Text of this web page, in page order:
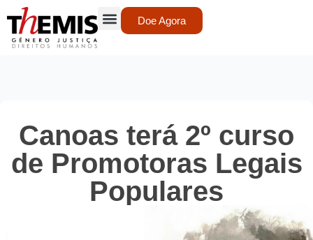
Doe Agora
Canoas terá 2º curso
de Promotoras Legais
Populares